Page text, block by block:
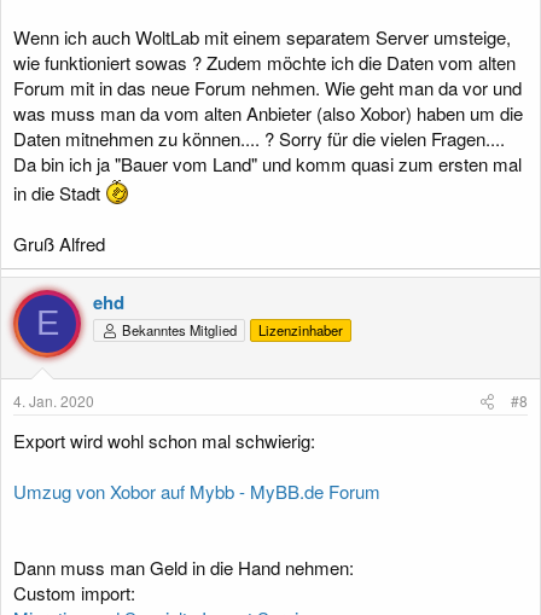
Wenn ich auch WoltLab mit einem separatem Server umsteige,
wie funktioniert sowas ? Zudem möchte ich die Daten vom alten
Forum mit in das neue Forum nehmen. Wie geht man da vor und
was muss man da vom alten Anbieter (also Xobor) haben um die
Daten mitnehmen zu können.... ? Sorry für die vielen Fragen....
Da bin ich ja "Bauer vom Land" und komm quasi zum ersten mal
in die Stadt
Gruß Alfred
E
ehd
Bekanntes Mitglied Lizenzinhaber
4. Jan. 2020 #8
Export wird wohl schon mal schwierig:
Umzug von Xobor auf Mybb - MyBB.de Forum
Dann muss man Geld in die Hand nehmen:
Custom import: